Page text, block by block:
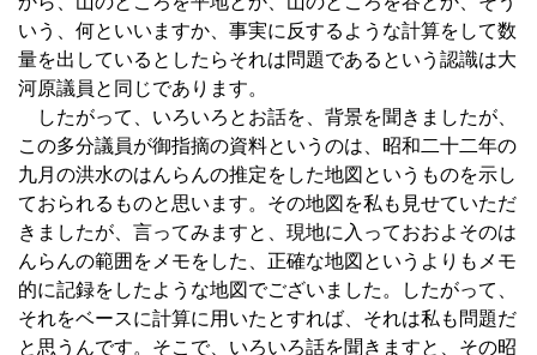
いう、何といいますか、事実に反するような計算をして数
量を出しているとしたらそれは問題であるという認識は大
河原議員と同じであります。
したがって、いろいろとお話を、背景を聞きましたが、
この多分議員が御指摘の資料というのは、昭和二十二年の
九月の洪水のはんらんの推定をした地図というものを示し
ておられるものと思います。その地図を私も見せていただ
きましたが、言ってみますと、現地に入っておおよそのは
んらんの範囲をメモをした、正確な地図というよりもメモ
的に記録をしたような地図でございました。したがって、
それをベースに計算に用いたとすれば、それは私も問題だ
と思うんです。そこで、いろいろ話を聞きますと、その昭